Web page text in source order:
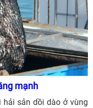
mạnh
hải sản dồi dào ở vùng